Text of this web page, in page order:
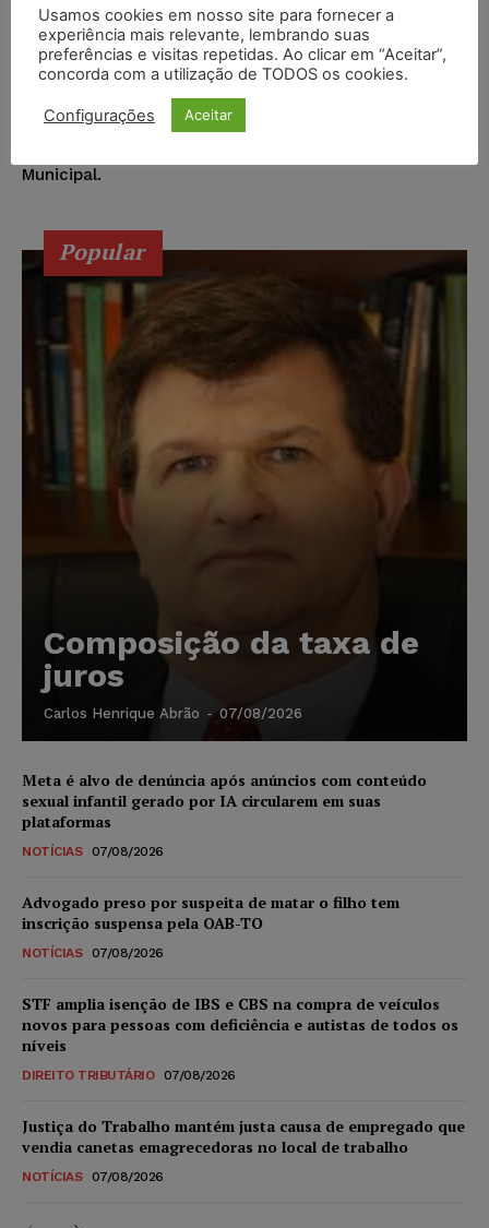
A juíza Anna Carolinne Licasalio da Costa, da 1ª Vara
Cível de Barra Mansa, esclarece serem inverídicas as
informações divulgadas pelo vereador Carlos Roberto
de Carvalho, o “Roberto Beleza”, numa postagem feita
no Facebook do parlamentar sobre uma reunião com o
Municipal.
Popular
Composição da taxa de
juros
Carlos Henrique Abrão - 07/08/2026
Meta é alvo de denúncia após anúncios com conteúdo
sexual infantil gerado por IA circularem em suas
plataformas
NOTÍCIAS 07/08/2026
Advogado preso por suspeita de matar o filho tem
inscrição suspensa pela OAB-TO
NOTÍCIAS 07/08/2026
STF amplia isenção de IBS e CBS na compra de veículos
novos para pessoas com deficiência e autistas de todos os
níveis
DIREITO TRIBUTÁRIO 07/08/2026
Justiça do Trabalho mantém justa causa de empregado que
vendia canetas emagrecedoras no local de trabalho
NOTÍCIAS 07/08/2026
Usamos cookies em nosso site para fornecer a
experiência mais relevante, lembrando suas
preferências e visitas repetidas. Ao clicar em “Aceitar”,
concorda com a utilização de TODOS os cookies.
Configurações Aceitar